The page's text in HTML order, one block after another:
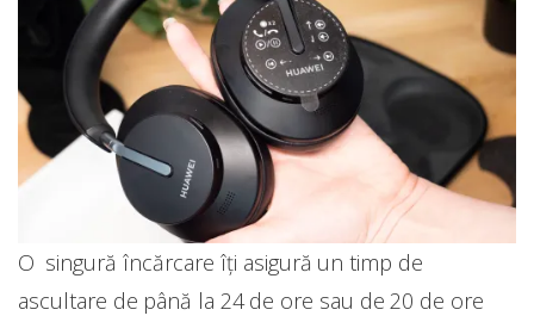
O singură încărcare îți asigură un timp de
ascultare de până la 24 de ore sau de 20 de ore